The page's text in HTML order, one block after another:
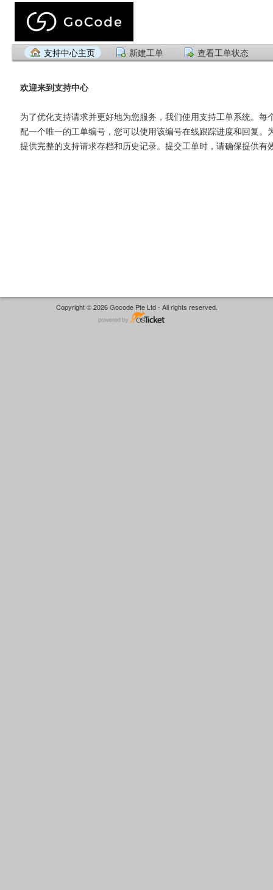
支持中心主页 新建工单 查看工单状态
欢迎来到支持中心
为了优化支持请求并更好地为您服务，我们使用支持工单系统。每
配一个唯一的工单编号，您可以使用该编号在线跟踪进度和回复。
提供完整的支持请求存档和历史记录。提交工单时，请确保提供有
Copyright © 2026 Gocode Pte Ltd - All rights reserved.